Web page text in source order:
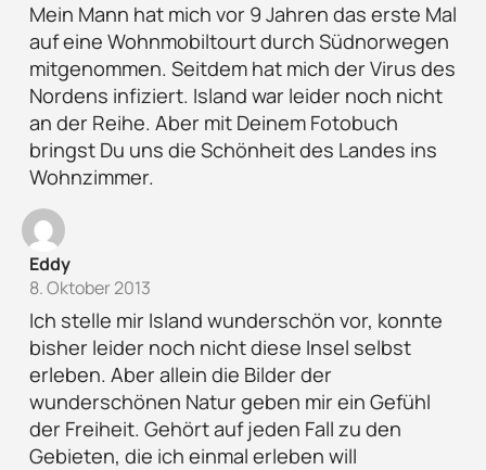
Mein Mann hat mich vor 9 Jahren das erste Mal
auf eine Wohnmobiltourt durch Südnorwegen
mitgenommen. Seitdem hat mich der Virus des
Nordens infiziert. Island war leider noch nicht
an der Reihe. Aber mit Deinem Fotobuch
bringst Du uns die Schönheit des Landes ins
Wohnzimmer.
Eddy
8. Oktober 2013
Ich stelle mir Island wunderschön vor, konnte
bisher leider noch nicht diese Insel selbst
erleben. Aber allein die Bilder der
wunderschönen Natur geben mir ein Gefühl
der Freiheit. Gehört auf jeden Fall zu den
Gebieten, die ich einmal erleben will